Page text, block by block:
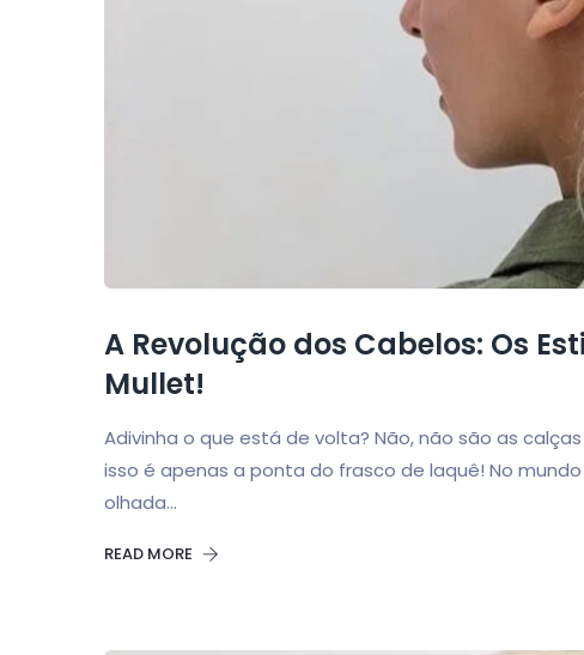
A Revolução dos Cabelos: Os
Mullet!
Adivinha o que está de volta? Não, não são as
isso é apenas a ponta do frasco de laquê! No
olhada...
READ MORE